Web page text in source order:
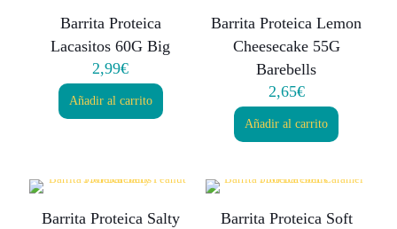
Barrita Proteica
Lacasitos 60G Big
2,99€
Añadir al carrito
Barrita Proteica Lemon
Cheesecake 55G
Barebells
2,65€
Añadir al carrito
Barrita Proteica Salty
Barrita Proteica Soft